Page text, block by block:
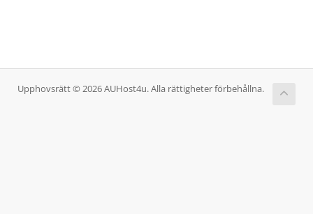
Upphovsrätt © 2026 AUHost4u. Alla rättigheter förbehållna.